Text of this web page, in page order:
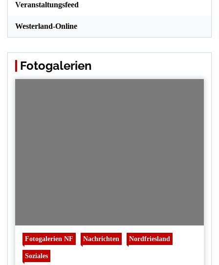
Veranstaltungsfeed
Westerland-Online
Fotogalerien
Fotogalerien NF Nachrichten Nordfriesland
Soziales